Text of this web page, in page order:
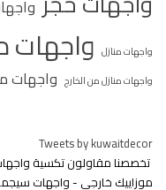
واجهات منازل واجهات
واجهات منازل من الخارج واجهات
Tweets by kuwaitdecor
تخصصنا مقاولون تكسية